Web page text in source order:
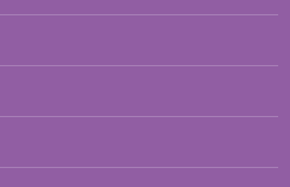
Travel